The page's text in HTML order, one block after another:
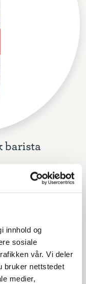
innhold og
sosiale
vår. Vi deler
bruker nettstedet
medier,
barista